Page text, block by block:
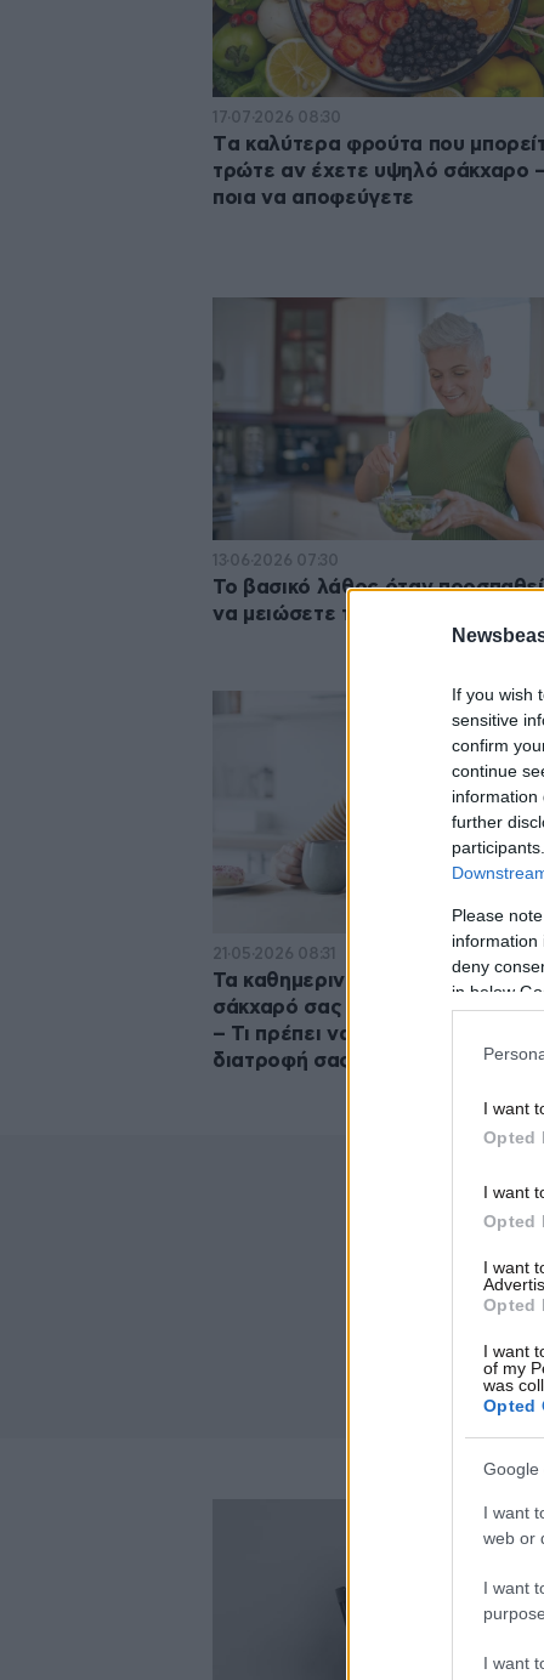
If you wish
sensitive
confirm
continue
information
further
Please
information
deny
in below
I want
Opted
I want
Opted
I want
Opted
I want
of my
was
Opted
Google
I want
web or
I want
I want
17·07·2026 08:30
Tα καλύτερα φρούτα που
τρώτε αν έχετε υψηλό σάκχαρο
ποια να αποφεύγετε
13·06·2026 07:30
Το βασικό λάθος όταν
να μειώσετε το σάκχαρο στο αίμα
21·05·2026 08:31
Τα καθημερινά σημάδια ότι το
σάκχαρό σας είναι εκτός
– Τι πρέπει να αλλάξετε στη
διατροφή σας